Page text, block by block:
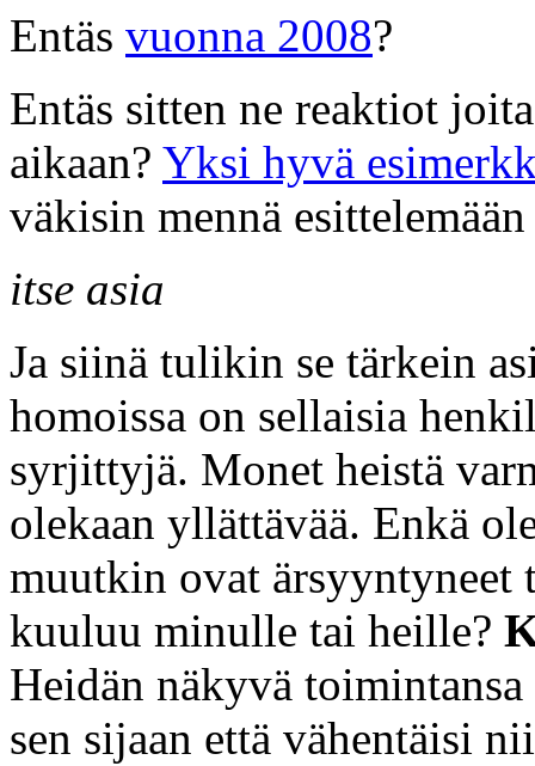
Entäs vuonna 2008?
Entäs sitten ne reaktiot
aikaan? Yksi hyvä
väkisin mennä
itse asia
Ja siinä tulikin se tärkein
homoissa on sellaisia
syrjittyjä. Monet heistä
olekaan yllättävää. Enkä
muutkin ovat ärsyyntyneet
kuuluu minulle tai heille?
Heidän näkyvä
sen sijaan että vähentäisi